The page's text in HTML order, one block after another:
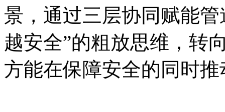
景，通过三层协同赋能
越安全”的粗放思维，转
方能在保障安全的同时